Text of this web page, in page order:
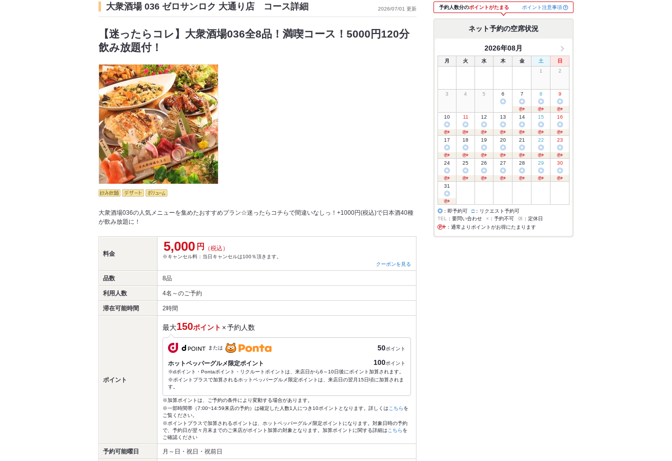
大衆酒場 036 ゼロサンロク 大通り店 コース詳細 2026/07/01 更新
【迷ったらコレ】大衆酒場036全8品！満喫コース！5000円120分
飲み放題付！
大衆酒場036の人気メニューを集めたおすすめプラン☆迷ったらコチらで間違いなしっ！+1000円(税込)で日本酒40種
が飲み放題に！
料金 5,000 円 （税込）
※キャンセル料：当日キャンセルは100％頂きます。
クーポンを見る
品数 8品
利用人数 4名～のご予約
滞在可能時間 2時間
ポイント
最大150ポイント ×予約人数
または 50ポイント
ホットペッパーグルメ限定ポイント 100ポイント
※dポイント・Pontaポイント・リクルートポイントは、来店日から6～10日後にポイント加算されます。
※ポイントプラスで加算されるホットペッパーグルメ限定ポイントは、来店日の翌月15日頃に加算されま
す。
※加算ポイントは、ご予約の条件により変動する場合があります。
※一部時間帯（7:00~14:59来店の予約）は確定した人数1人につき10ポイントとなります。詳しくは こちらを
ご覧ください。
※ポイントプラスで加算されるポイントは、ホットペッパーグルメ限定ポイントになります。対象日時の予約
で、予約日が翌々月末までのご来店がポイント加算の対象となります。加算ポイントに関する詳細は こちらを
ご確認ください
予約可能曜日 月～日・祝日・祝前日
予約人数分のポイントがたまる ポイント注意事項
ネット予約の空席状況
2026年08月
月 火 水 木 金 土
日
1
2
3 4 5 6
◎
7
◎
8
◎
9
◎
10
◎
11
◎
12
◎
13
◎
14
◎
15
◎
16
◎
17
◎
18
◎
19
◎
20
◎
21
◎
22
◎
23
◎
24
◎
25
◎
26
◎
27
◎
28
◎
29
◎
30
◎
31
◎
◎ ：即予約可 □ ：リクエスト予約可
TEL
：要問い合わせ × ：予約不可 休 ：定休日
：通常よりポイントがお得にたまります